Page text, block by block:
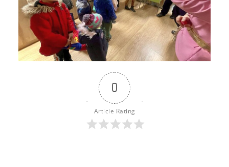
0
Article Rating